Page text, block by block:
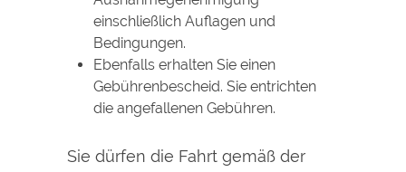
einschließlich Auflagen und
Bedingungen.
Ebenfalls erhalten Sie einen
Gebührenbescheid. Sie entrichten
die angefallenen Gebühren.
Sie dürfen die Fahrt gemäß der